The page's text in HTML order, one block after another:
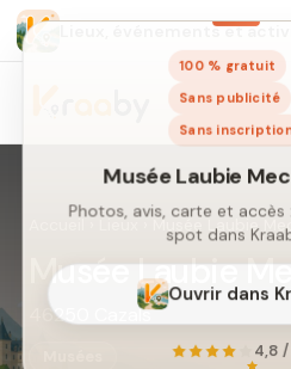
Lieux, événements et
100 %
Sans
Sans
Musée Laubie
Photos, avis, carte et accès
Accueil› Lieux›Musée Laubie
Musée Laubie
46250 Cazals